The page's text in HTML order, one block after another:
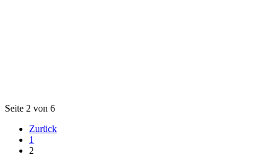
Seite 2 von 6
Zurück
1
2